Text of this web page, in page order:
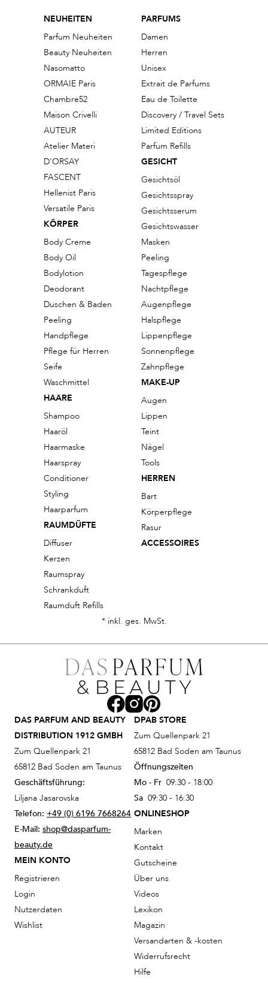
NEUHEITEN
Parfum Neuheiten
Beauty Neuheiten
Nasomatto
ORMAIE Paris
Chambre52
Maison Crivelli
AUTEUR
Atelier Materi
D'ORSAY
FASCENT
Hellenist Paris
Versatile Paris
KÖRPER
Body Creme
Body Oil
Bodylotion
Deodorant
Duschen & Baden
Peeling
Handpflege
Pflege für Herren
Seife
Waschmittel
HAARE
Shampoo
Haaröl
Haarmaske
Haarspray
Conditioner
Styling
Haarparfum
RAUMDÜFTE
Diffuser
Kerzen
Raumspray
Schrankduft
Raumduft Refills
PARFUMS
Damen
Herren
Unisex
Extrait de Parfums
Eau de Toilette
Discovery / Travel Sets
Limited Editions
Parfum Refills
GESICHT
Gesichtsöl
Gesichtsspray
Gesichtsserum
Gesichtswasser
Masken
Peeling
Tagespflege
Nachtpflege
Augenpflege
Halspflege
Lippenpflege
Sonnenpflege
Zahnpflege
MAKE-UP
Augen
Lippen
Teint
Nägel
Tools
HERREN
Bart
Körperpflege
Rasur
ACCESSOIRES
* inkl. ges. MwSt.
DAS PARFUM AND BEAUTY
DISTRIBUTION 1912 GMBH
Zum Quellenpark 21
65812 Bad Soden am Taunus
Geschäftsführung:
Liljana Jasarovska
Telefon: +49 (0) 6196 7668264
E-Mail: shop@dasparfum-
beauty.de
MEIN KONTO
Registrieren
Login
Nutzerdaten
Wishlist
DPAB STORE
Zum Quellenpark 21
65812 Bad Soden am Taunus
Öffnungszeiten
Mo - Fr 09:30 - 18:00
Sa 09:30 - 16:30
ONLINESHOP
Marken
Kontakt
Gutscheine
Über uns
Videos
Lexikon
Magazin
Versandarten & -kosten
Widerrufsrecht
Hilfe